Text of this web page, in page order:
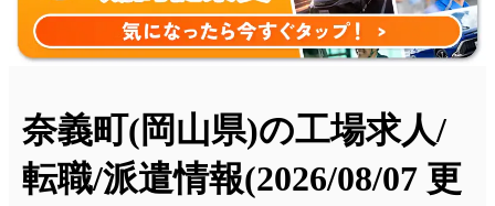
奈義町(岡山県)の工場求人/
転職/派遣情報(2026/08/07 更